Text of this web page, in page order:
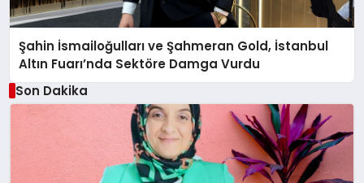
Şahin İsmailoğulları ve Şahmeran Gold, İstanbul
Altın Fuarı’nda Sektöre Damga Vurdu
Son Dakika